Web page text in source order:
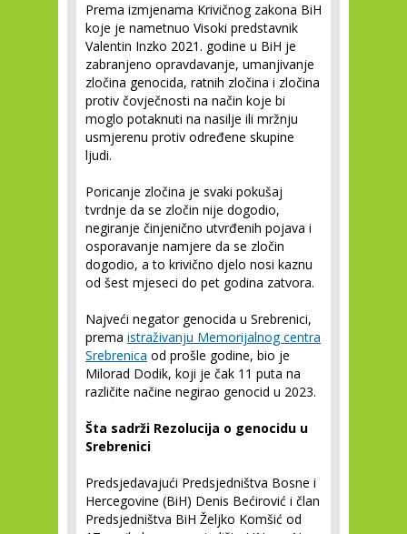
Prema izmjenama Krivičnog zakona BiH
koje je nametnuo Visoki predstavnik
Valentin Inzko 2021. godine u BiH je
zabranjeno opravdavanje, umanjivanje
zločina genocida, ratnih zločina i zločina
protiv čovječnosti na način koje bi
moglo potaknuti na nasilje ili mržnju
usmjerenu protiv određene skupine
ljudi.
Poricanje zločina je svaki pokušaj
tvrdnje da se zločin nije dogodio,
negiranje činjenično utvrđenih pojava i
osporavanje namjere da se zločin
dogodio, a to krivično djelo nosi kaznu
od šest mjeseci do pet godina zatvora.
Najveći negator genocida u Srebrenici,
prema istraživanju Memorijalnog centra
Srebrenica od prošle godine, bio je
Milorad Dodik, koji je čak 11 puta na
različite načine negirao genocid u 2023.
Šta sadrži Rezolucija o genocidu u
Srebrenici
Predsjedavajući Predsjedništva Bosne i
Hercegovine (BiH) Denis Bećirović i član
Predsjedništva BiH Željko Komšić od